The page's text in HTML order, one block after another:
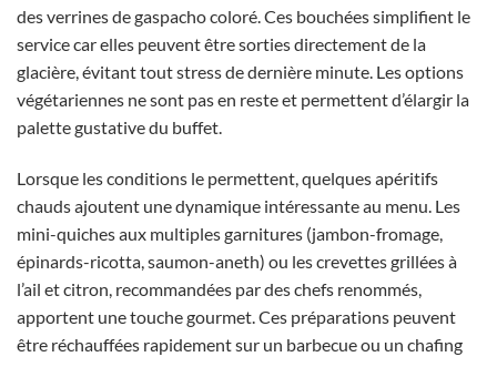
des verrines de gaspacho coloré. Ces bouchées simplifient le
service car elles peuvent être sorties directement de la
glacière, évitant tout stress de dernière minute. Les options
végétariennes ne sont pas en reste et permettent d’élargir la
palette gustative du buffet.
Lorsque les conditions le permettent, quelques apéritifs
chauds ajoutent une dynamique intéressante au menu. Les
mini-quiches aux multiples garnitures (jambon-fromage,
épinards-ricotta, saumon-aneth) ou les crevettes grillées à
l’ail et citron, recommandées par des chefs renommés,
apportent une touche gourmet. Ces préparations peuvent
être réchauffées rapidement sur un barbecue ou un chafing